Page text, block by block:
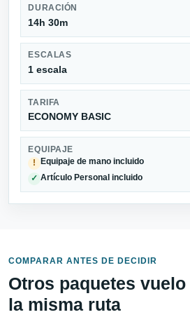
DURACIÓN
14h 30m
ESCALAS
1 escala
TARIFA
ECONOMY BASIC
EQUIPAJE
!
Equipaje de mano incluido
✓ Artículo Personal incluido
COMPARAR ANTES DE DECIDIR
Otros paquetes
la misma ruta